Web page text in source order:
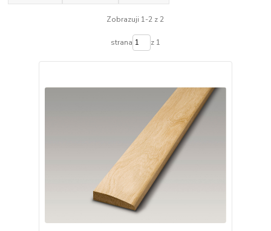
Zobrazuji 1-2 z 2
strana z 1